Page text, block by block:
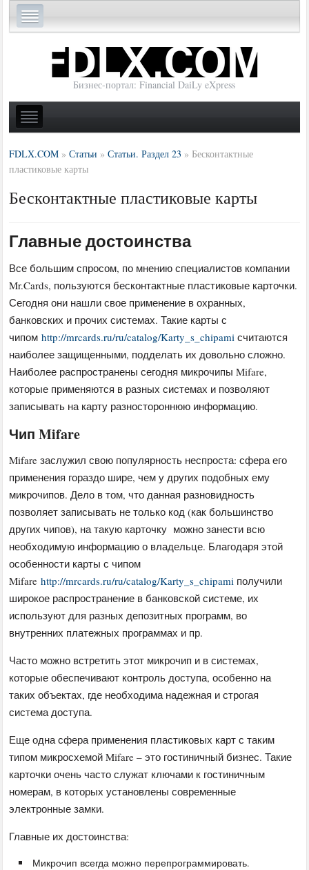
Бизнес-портал: Financial DaiLy eXpress
FDLX.COM »Статьи »Статьи. Раздел 23 » Бесконтактные
пластиковые карты
Бесконтактные пластиковые карты
Главные достоинства
Все большим спросом, по мнению специалистов компании
Mr.Cards, пользуются бесконтактные пластиковые карточки.
Сегодня они нашли свое применение в охранных,
банковских и прочих системах. Такие карты с
чипомhttp://mrcards.ru/ru/catalog/Karty_s_chipami считаются
наиболее защищенными, подделать их довольно сложно.
Наиболее распространены сегодня микрочипы Mifare,
которые применяются в разных системах и позволяют
записывать на карту разностороннюю информацию.
Чип Mifare
Mifare заслужил свою популярность неспроста: сфера его
применения гораздо шире, чем у других подобных ему
микрочипов. Дело в том, что данная разновидность
позволяет записывать не только код (как большинство
других чипов), на такую карточку можно занести всю
необходимую информацию о владельце. Благодаря этой
особенности карты с чипом
Mifarehttp://mrcards.ru/ru/catalog/Karty_s_chipami получили
широкое распространение в банковской системе, их
используют для разных депозитных программ, во
внутренних платежных программах и пр.
Часто можно встретить этот микрочип и в системах,
которые обеспечивают контроль доступа, особенно на
таких объектах, где необходима надежная и строгая
система доступа.
Еще одна сфера применения пластиковых карт с таким
типом микросхемой Mifare – это гостиничный бизнес. Такие
карточки очень часто служат ключами к гостиничным
номерам, в которых установлены современные
электронные замки.
Главные их достоинства:
Микрочип всегда можно перепрограммировать.